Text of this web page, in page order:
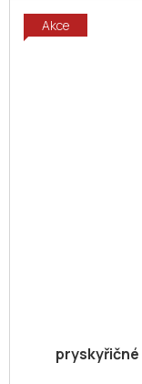
Akce
pryskyřičné